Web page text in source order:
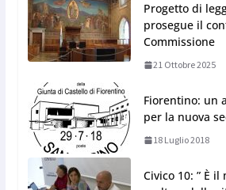
Progetto di
prosegue il
Commissione
21 Ottobre 2025
Fiorentino: un
per la nuova
18 Luglio 2018
Civico 10: ” È